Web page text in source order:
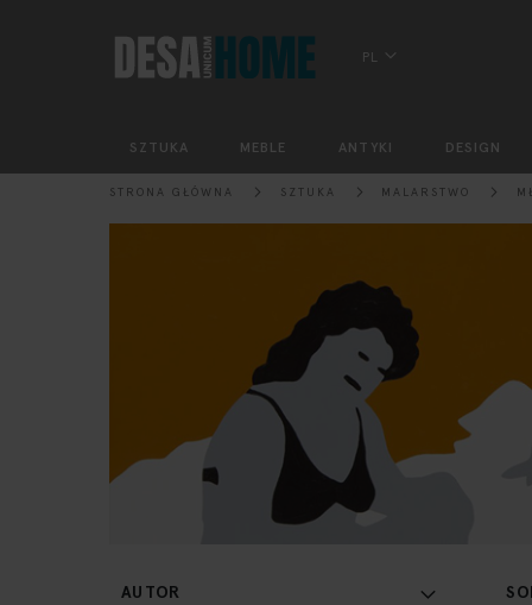
PL
SZTUKA MEBLE ANTYKI DESIGN
STRONA GŁÓWNA SZTUKA MALARSTWO
AUTOR